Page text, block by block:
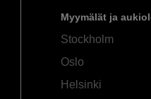
Myymälät ja
Stockholm
Oslo
Helsinki